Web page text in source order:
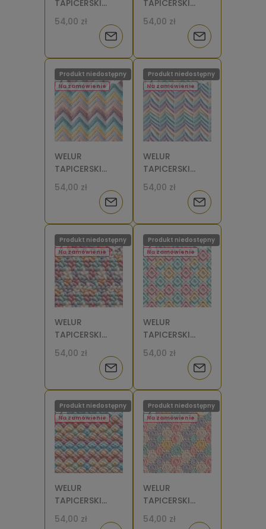
TAPICERSKI
Wzór
szydełkowy [6]
54,00 zł
Powiadom
o
dostępności
TAPICERSKI
Wzór
szydełkowy
zygzak [6]
54,00 zł
Powiadom
o
dostępności
WELUR
TAPICERSKI
Wzór
szydełkowy
54,00 zł
Na zamówienie
Produkt niedostępny
Powiadom
o
dostępności
WELUR
TAPICERSKI
Wzór
szydełkowy
54,00 zł
Na zamówienie
Produkt niedostępny
Powiadom
o
dostępności
WELUR
TAPICERSKI
Wzór
szydełkowy
warkocz [6]
54,00 zł
Na zamówienie
Produkt niedostępny
Powiadom
o
dostępności
WELUR
TAPICERSKI
Wzór
szydełkowy
54,00 zł
Na zamówienie
Produkt niedostępny
Powiadom
o
dostępności
WELUR
TAPICERSKI
Wzór
szydełkowy
54,00 zł
Na zamówienie
Produkt niedostępny
WELUR
TAPICERSKI
Wzór
szydełkowy
54,00 zł
Na zamówienie
Produkt niedostępny